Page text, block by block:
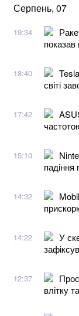
Серпень, 07
19:34
показав
18:40
світі
17:42
15:10
падіння
14:32
14:22
У
12:37
влітку